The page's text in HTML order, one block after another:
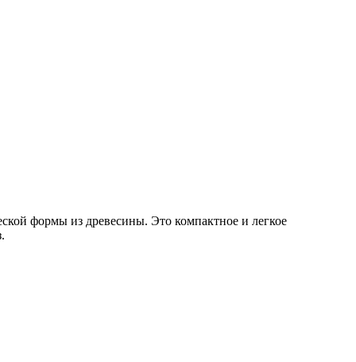
формы из древесины. Это компактное и легкое